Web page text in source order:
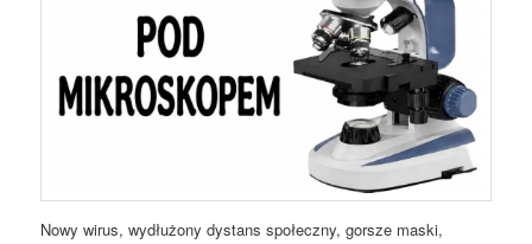
Nowy wirus, wydłużony dystans społeczny, gorsze maski,